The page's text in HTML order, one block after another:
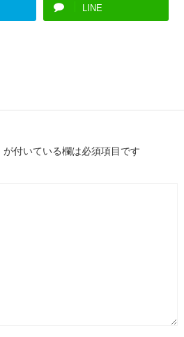
LINE
が付いている欄は必須項目です